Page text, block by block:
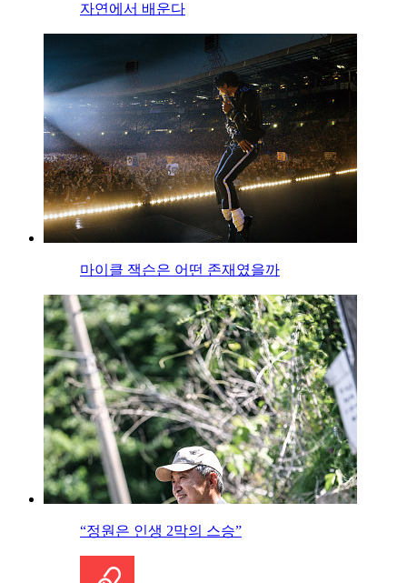
자연에서 배운다
마이클 잭슨은 어떤 존재였을까
“정원은 인생 2막의 스승”